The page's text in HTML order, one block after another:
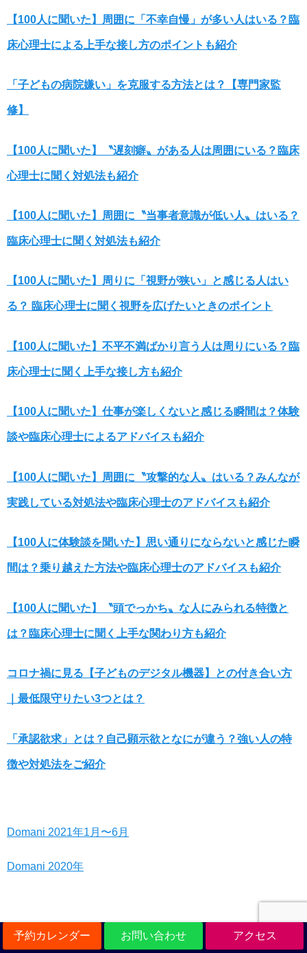
予約カレンダー お問い合わせ アクセス
【100人に聞いた】周囲に「不幸自慢」が多い人はいる？臨
床心理士による上手な接し方のポイントも紹介
「子どもの病院嫌い」を克服する方法とは？【専門家監
修】
【100人に聞いた】〝遅刻癖〟がある人は周囲にいる？臨床
心理士に聞く対処法も紹介
【100人に聞いた】周囲に〝当事者意識が低い人〟はいる？
臨床心理士に聞く対処法も紹介
【100人に聞いた】周りに「視野が狭い」と感じる人はい
る？ 臨床心理士に聞く視野を広げたいときのポイント
【100人に聞いた】不平不満ばかり言う人は周りにいる？臨
床心理士に聞く上手な接し方も紹介
【100人に聞いた】仕事が楽しくないと感じる瞬間は？体験
談や臨床心理士によるアドバイスも紹介
【100人に聞いた】周囲に〝攻撃的な人〟はいる？みんなが
実践している対処法や臨床心理士のアドバイスも紹介
【100人に体験談を聞いた】思い通りにならないと感じた瞬
間は？乗り越えた方法や臨床心理士のアドバイスも紹介
【100人に聞いた】〝頭でっかち〟な人にみられる特徴と
は？臨床心理士に聞く上手な関わり方も紹介
コロナ禍に見る【子どものデジタル機器】との付き合い方
｜最低限守りたい3つとは？
「承認欲求」とは？自己顕示欲となにが違う？強い人の特
徴や対処法をご紹介
Domani 2021年1月〜6月
Domani 2020年
ザ・ビューレック（美容業界紙）